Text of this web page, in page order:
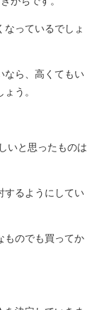
なっているでしょ
なら、高くてもい
う。
いと思ったものは
するようにしてい
ものでも買ってか